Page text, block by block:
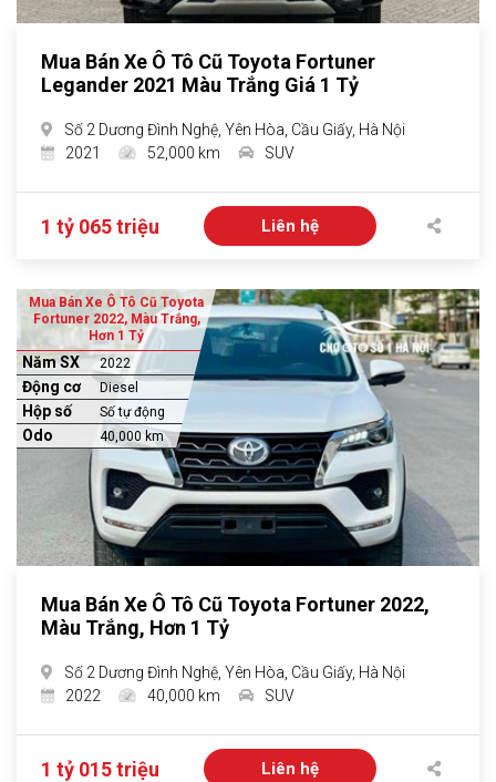
Mua Bán Xe Ô Tô Cũ Toyota Fortuner
Legander 2021 Màu Trắng Giá 1 Tỷ
Số 2 Dương Đình Nghệ, Yên Hòa, Cầu Giấy, Hà Nội
2021
52,000 km SUV
1 tỷ 065 triệu Liên hệ
Mua Bán Xe Ô Tô Cũ Toyota
Fortuner 2022, Màu Trắng,
Hơn 1 Tỷ
Năm SX 2022
Động cơ Diesel
Hộp số Số tự động
Odo 40,000 km
Mua Bán Xe Ô Tô Cũ Toyota Fortuner 2022,
Màu Trắng, Hơn 1 Tỷ
Số 2 Dương Đình Nghệ, Yên Hòa, Cầu Giấy, Hà Nội
2022
40,000 km SUV
1 tỷ 015 triệu Liên hệ